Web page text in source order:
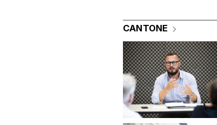
CANTONE